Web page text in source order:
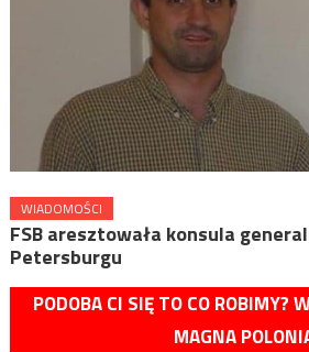
WIADOMOŚCI
FSB aresztowała konsula
Petersburgu
PODOBA CI SIĘ TO CO ROBIMY?
MAGNA